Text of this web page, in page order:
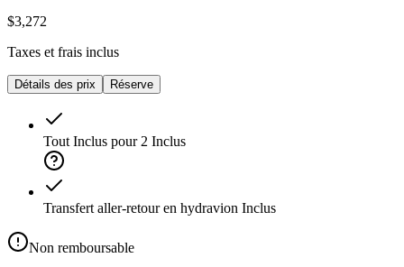
$3,272
Taxes et frais inclus
Détails des prix Réserve
Tout Inclus pour 2 Inclus
Transfert aller-retour en hydravion Inclus
Non remboursable